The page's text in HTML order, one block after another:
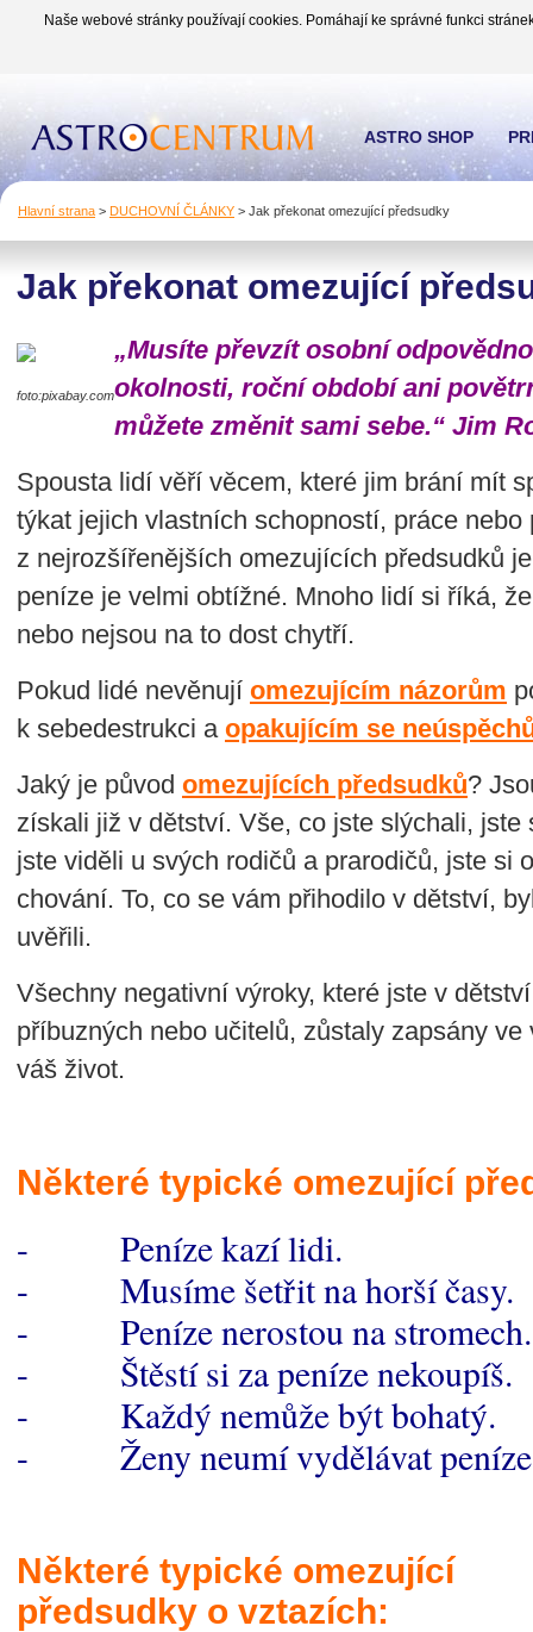
Naše webové stránky používají cookies. Pomáhají ke správné funkci
Hlavní strana > DUCHOVNÍ ČLÁNKY > Jak překonat omezující předsudky
Jak překonat omezující
foto:pixabay.com
„Musíte převzít osobní
okolnosti, roční období ani
můžete změnit sami sebe.“ Jim
Spousta lidí věří věcem, které jim brání mít
týkat jejich vlastních schopností, práce
z nejrozšířenějších omezujících předsudků
peníze je velmi obtížné. Mnoho lidí si říká,
nebo nejsou na to dost chytří.
Pokud lidé nevěnují omezujícím názorům
k sebedestrukci a opakujícím se
Jaký je původ omezujících předsudků?
získali již v dětství. Vše, co jste slýchali, jste
jste viděli u svých rodičů a prarodičů, jste si
chování. To, co se vám přihodilo v dětství,
uvěřili.
Všechny negativní výroky, které jste v
příbuzných nebo učitelů, zůstaly zapsány
váš život.
Některé typické omezující
- Peníze kazí lidi.
- Musíme šetřit na horší časy.
- Peníze nerostou na stromech.
- Štěstí si za peníze nekoupíš.
- Každý nemůže být bohatý.
- Ženy neumí vydělávat
Některé typické omezující
předsudky o vztazích:
ASTRO SHOP